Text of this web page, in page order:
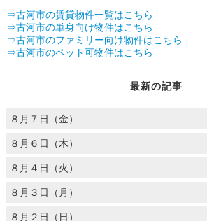
⇒古河市の賃貸物件一覧はこちら
⇒古河市の単身向け物件はこちら
⇒古河市のファミリー向け物件はこちら
⇒古河市のペット可物件はこちら
最新の記事
８月７日（金）
８月６日（木）
８月４日（火）
８月３日（月）
８月２日（日）